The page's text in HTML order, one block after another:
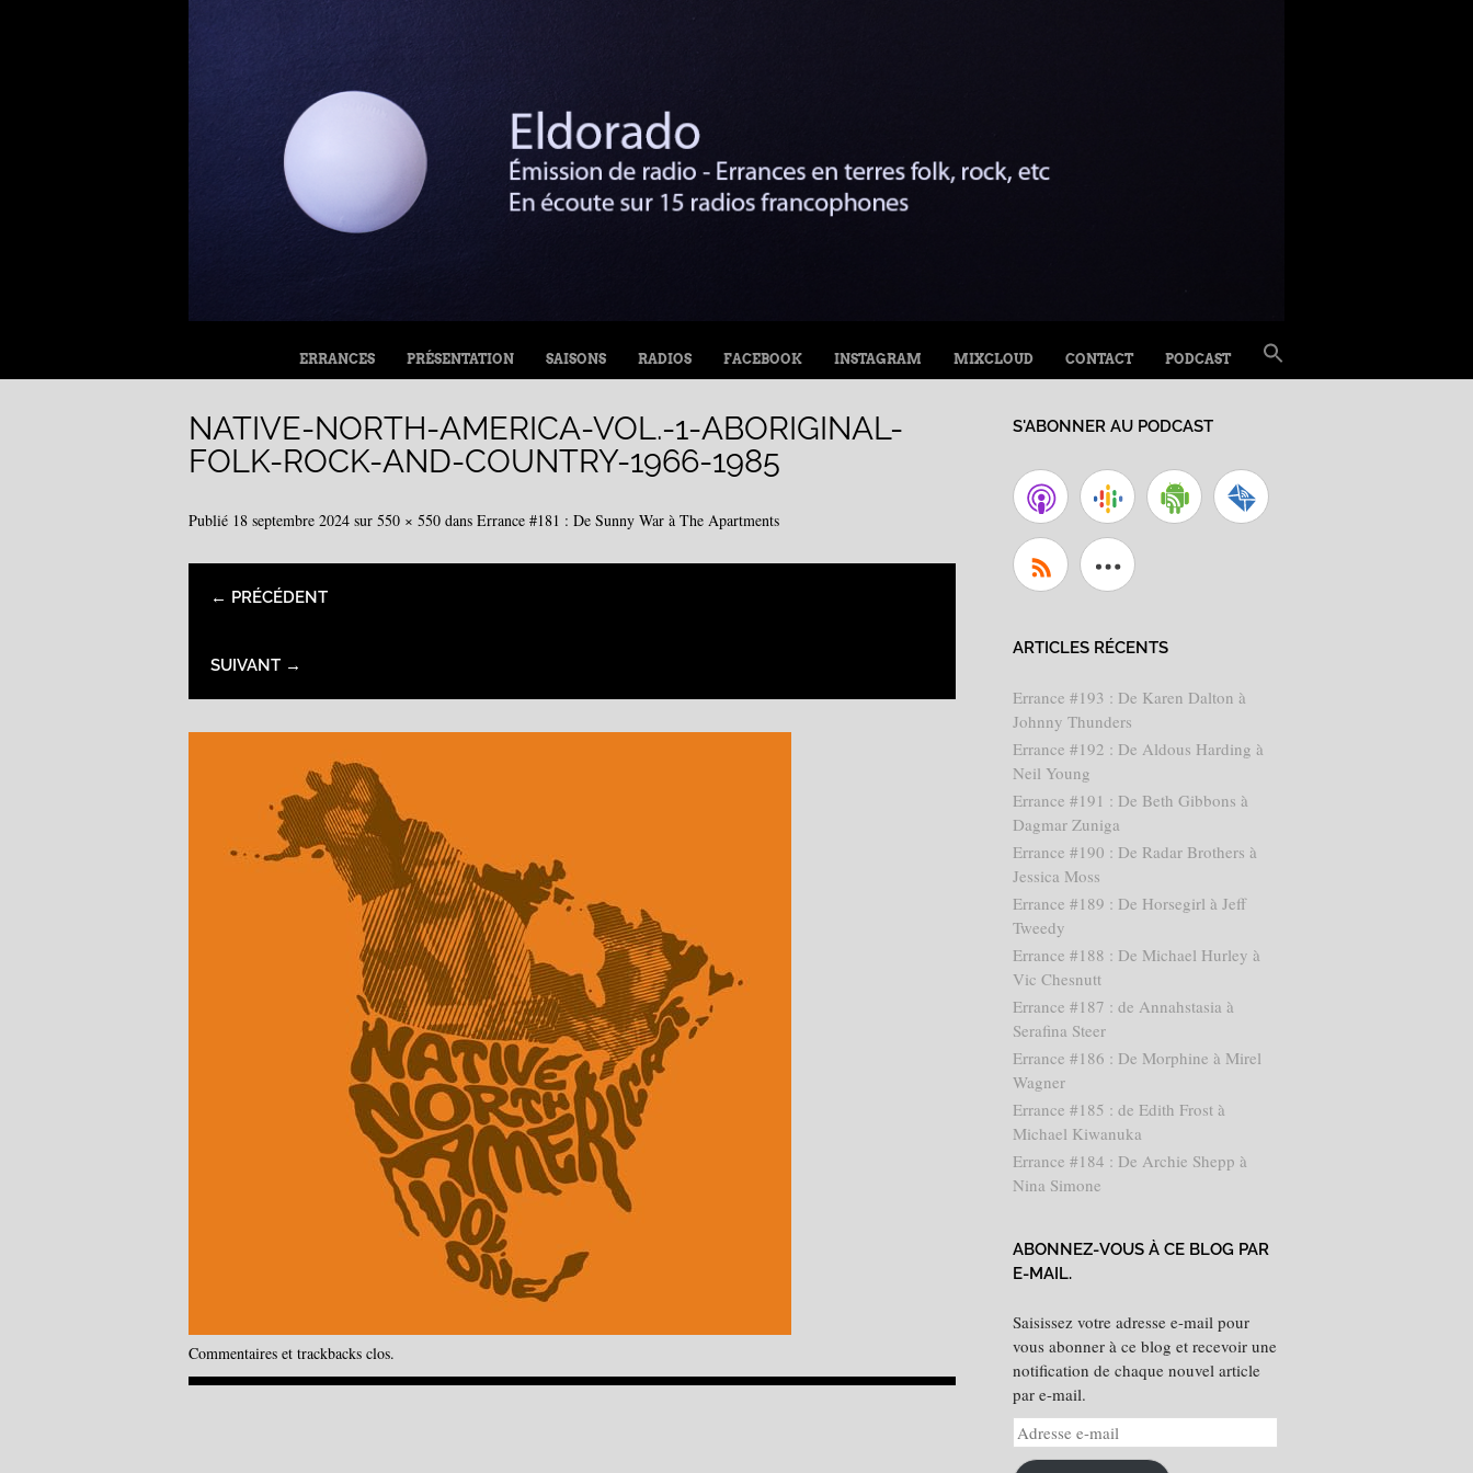
MENU
ALLER AU CONTENU
ERRANCES PRÉSENTATION SAISONS RADIOS FACEBOOK INSTAGRAM MIXCLOUD CONTACT PODCAST
FOR:
Search Button
NATIVE-NORTH-AMERICA-VOL.-1-ABORIGINAL-
FOLK-ROCK-AND-COUNTRY-1966-1985
Publié 18 septembre 2024 sur 550 × 550 dans Errance #181 : De Sunny War à The Apartments
← PRÉCÉDENT
SUIVANT →
Commentaires et trackbacks clos.
S'ABONNER AU PODCAST
ARTICLES RÉCENTS
Errance #193 : De Karen Dalton à
Johnny Thunders
Errance #192 : De Aldous Harding à
Neil Young
Errance #191 : De Beth Gibbons à
Dagmar Zuniga
Errance #190 : De Radar Brothers à
Jessica Moss
Errance #189 : De Horsegirl à Jeff
Tweedy
Errance #188 : De Michael Hurley à
Vic Chesnutt
Errance #187 : de Annahstasia à
Serafina Steer
Errance #186 : De Morphine à Mirel
Wagner
Errance #185 : de Edith Frost à
Michael Kiwanuka
Errance #184 : De Archie Shepp à
Nina Simone
ABONNEZ-VOUS À CE BLOG PAR
E-MAIL.
Saisissez votre adresse e-mail pour
vous abonner à ce blog et recevoir une
notification de chaque nouvel article
par e-mail.
Adresse
e-